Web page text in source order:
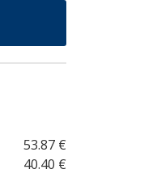
53.87 €
40.40 €